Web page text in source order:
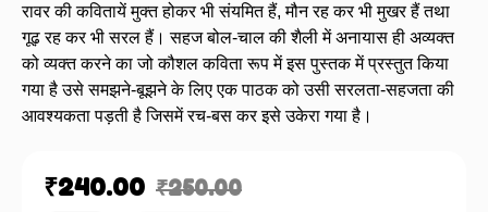
रावर की कवितायें मुक्त होकर भी संयमित हैं, मौन रह कर भी मुखर हैं तथा
गूढ़ रह कर भी सरल हैं। सहज बोल-चाल की शैली में अनायास ही अव्यक्त
को व्यक्त करने का जो कौशल कविता रूप में इस पुस्तक में प्रस्तुत किया
गया है उसे समझने-बूझने के लिए एक पाठक को उसी सरलता-सहजता की
आवश्यकता पड़ती है जिसमें रच-बस कर इसे उकेरा गया है।
₹250.00
₹240.00